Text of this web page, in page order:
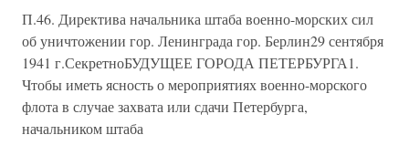
П.46. Директива начальника штаба военно-морских сил
об уничтожении гор. Ленинграда гор. Берлин29 сентября
1941 г.СекретноБУДУЩЕЕ ГОРОДА ПЕТЕРБУРГА1.
Чтобы иметь ясность о мероприятиях военно-морского
флота в случае захвата или сдачи Петербурга,
начальником штаба